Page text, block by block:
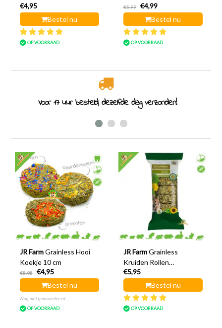
Paardenbloem 150 gram
€4,95
Bestel nu
OP VOORRAAD
€5,99
€4,99
Bestel nu
OP VOORRAAD
Voor 17 uur besteld, dezelfde dag verzonden!
JR Farm Grainless Hooi
Koekje 10 cm
€5,95
€4,95
Bestel nu
Nog niet gewaardeerd
OP VOORRAAD
JR Farm Grainless
Kruiden Rollen
Paardenbloem &
Zonnebloem
€5,95
Bestel nu
OP VOORRAAD